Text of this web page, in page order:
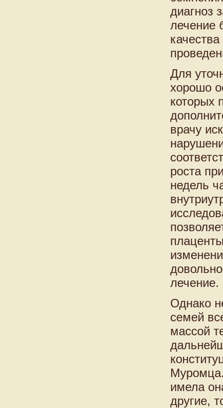
диагноз
лечение
Для
хорошо
которых
врачу
роста
недель
лечение.
Однако
семей
массой
имела
другие,